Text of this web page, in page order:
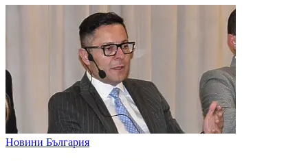
Новини България